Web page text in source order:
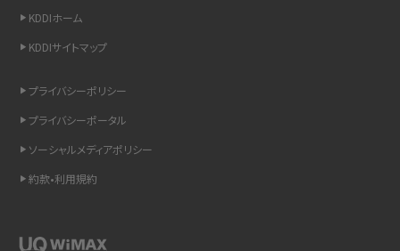
リプライ機能とは？LINE、X（旧Twitter）、Instagram、TikTokで送る方法を解説
インスタのDMの送り方は？便利機能の使い方や注意点をわかりやすく解説
LINEで送信取り消しをする方法は？相手に知られるのか、削除との違いも紹介
詳しく解説
KDDIホーム
KDDIサイトマップ
プライバシーポリシー
プライバシーポータル
ソーシャルメディアポリシー
約款•利用規約